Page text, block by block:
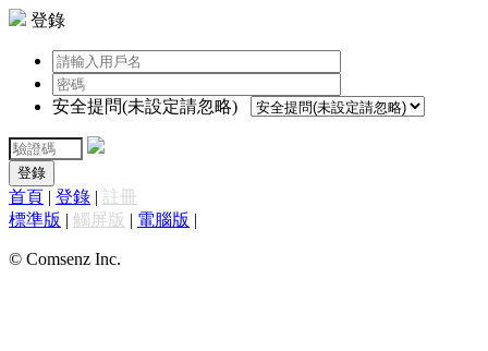
登錄
安全提問(未設定請忽略)
登錄
首頁 | 登錄 | 註冊
標準版 | 觸屏版 | 電腦版 |
© Comsenz Inc.